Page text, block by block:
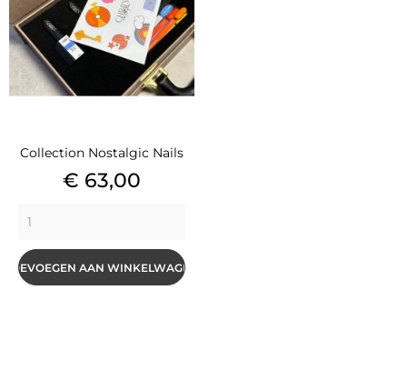
Collection Nostalgic Nails
Prijs
€ 63,00
TOEVOEGEN AAN WINKELWAGEN